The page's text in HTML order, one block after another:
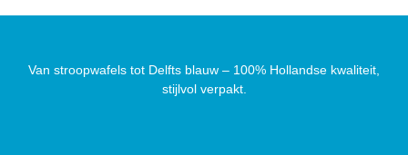
Van stroopwafels tot Delfts blauw – 100% Hollandse kwaliteit,
stijlvol verpakt.